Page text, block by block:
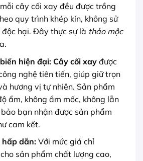
cây cối xay đều được trồng
quy trình khép kín, không sử
hại. Đây thực sự là thảo mộc
hiện đại: Cây cối xayđược
nghệ tiên tiến, giúp giữ trọn
hương vị tự nhiên. Sản phẩm
ẩm, không ẩm mốc, không lẫn
bạn nhận được sản phẩm
cam kết.
hấp dẫn:Với mức giá chỉ
sản phẩm chất lượng cao,